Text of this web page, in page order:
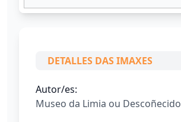
DETALLES DAS IMAXES
Autor/es:
Museo da Limia ou Descoñecido